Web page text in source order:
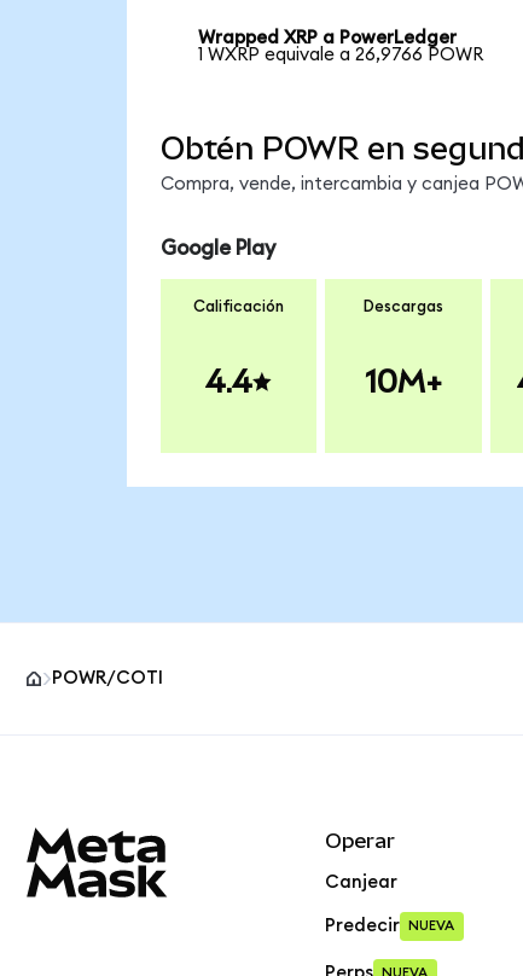
Wrapped XRP a PowerLedger
1 WXRP equivale a 26,9766 POWR
Obtén POWR en
Compra, vende, intercambia y canjea
Google Play
Calificación
4.4
Descargas
10M+
POWR/COTI
Operar
Canjear
Predecir NUEVA
NUEVA